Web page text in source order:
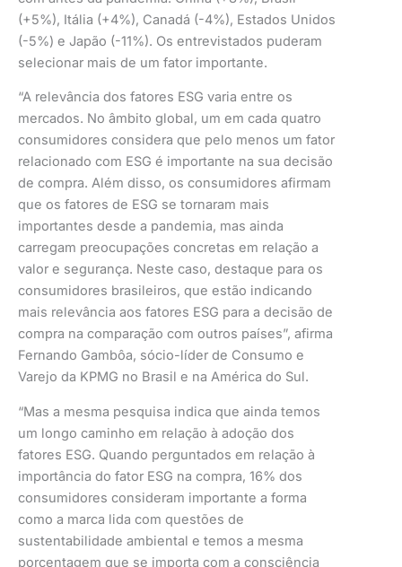
(+5%), Itália (+4%), Canadá (-4%), Estados Unidos
(-5%) e Japão (-11%). Os entrevistados puderam
selecionar mais de um fator importante.
“A relevância dos fatores ESG varia entre os
mercados. No âmbito global, um em cada quatro
consumidores considera que pelo menos um fator
relacionado com ESG é importante na sua decisão
de compra. Além disso, os consumidores afirmam
que os fatores de ESG se tornaram mais
importantes desde a pandemia, mas ainda
carregam preocupações concretas em relação a
valor e segurança. Neste caso, destaque para os
consumidores brasileiros, que estão indicando
mais relevância aos fatores ESG para a decisão de
compra na comparação com outros países”, afirma
Fernando Gambôa, sócio-líder de Consumo e
Varejo da KPMG no Brasil e na América do Sul.
“Mas a mesma pesquisa indica que ainda temos
um longo caminho em relação à adoção dos
fatores ESG. Quando perguntados em relação à
importância do fator ESG na compra, 16% dos
consumidores consideram importante a forma
como a marca lida com questões de
sustentabilidade ambiental e temos a mesma
porcentagem que se importa com a consciência